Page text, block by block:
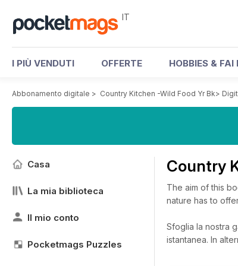
IT
I PIÙ VENDUTI OFFERTE HOBBIES & FAI
Abbonamento digitale > Country Kitchen -Wild Food Yr Bk>
Casa
La mia biblioteca
Il mio conto
Pocketmags Puzzles
Country
The aim of this
nature has to
Sfoglia la nostra
istantanea. In